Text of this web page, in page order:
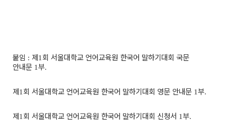
붙임 : 제1 회 서울대학교 언어교육원 한국어 말하기대회 국문
안내문 1부.
제1 회 서울대학교 언어교육원 한국어 말하기대회 영문 안내문 1부.
제1 회 서울대학교 언어교육원 한국어 말하기대회 신청서 1부.